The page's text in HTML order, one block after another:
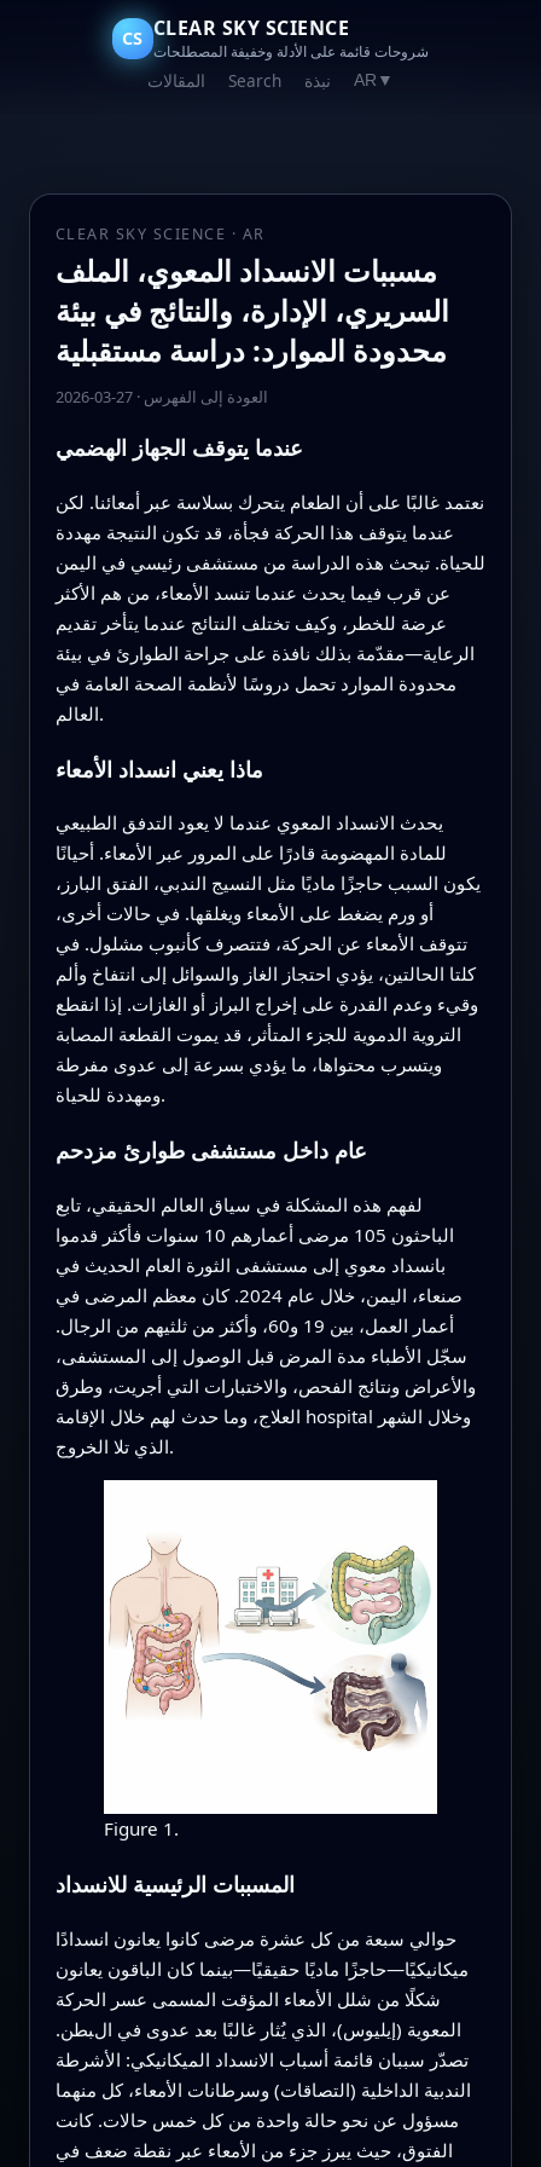
CS CLEAR SKY SCIENCE
شروحات قائمة على الأدلة وخفيفة المصطلحات
المقالات Search نبذة AR ▼
CLEAR SKY SCIENCE · AR
مسببات الانسداد المعوي، الملف
السريري، الإدارة، والنتائج في بيئة
محدودة الموارد: دراسة مستقبلية
2026-03-27· العودة إلى الفهرس
عندما يتوقف الجهاز الهضمي
نعتمد غالبًا على أن الطعام يتحرك بسلاسة عبر أمعائنا. لكن
عندما يتوقف هذا الحركة فجأة، قد تكون النتيجة مهددة
للحياة. تبحث هذه الدراسة من مستشفى رئيسي في اليمن
عن قرب فيما يحدث عندما تنسد الأمعاء، من هم الأكثر
عرضة للخطر، وكيف تختلف النتائج عندما يتأخر تقديم
الرعاية—مقدّمة بذلك نافذة على جراحة الطوارئ في بيئة
محدودة الموارد تحمل دروسًا لأنظمة الصحة العامة في
العالم.
ماذا يعني انسداد الأمعاء
يحدث الانسداد المعوي عندما لا يعود التدفق الطبيعي
للمادة المهضومة قادرًا على المرور عبر الأمعاء. أحيانًا
يكون السبب حاجزًا ماديًا مثل النسيج الندبي، الفتق البارز،
أو ورم يضغط على الأمعاء ويغلقها. في حالات أخرى،
تتوقف الأمعاء عن الحركة، فتتصرف كأنبوب مشلول. في
كلتا الحالتين، يؤدي احتجاز الغاز والسوائل إلى انتفاخ وألم
وقيء وعدم القدرة على إخراج البراز أو الغازات. إذا انقطع
التروية الدموية للجزء المتأثر، قد يموت القطعة المصابة
ويتسرب محتواها، ما يؤدي بسرعة إلى عدوى مفرطة
ومهددة للحياة.
عام داخل مستشفى طوارئ مزدحم
لفهم هذه المشكلة في سياق العالم الحقيقي، تابع
الباحثون 105 مرضى أعمارهم 10 سنوات فأكثر قدموا
بانسداد معوي إلى مستشفى الثورة العام الحديث في
صنعاء، اليمن، خلال عام 2024. كان معظم المرضى في
أعمار العمل، بين 19 و60، وأكثر من ثلثيهم من الرجال.
سجّل الأطباء مدة المرض قبل الوصول إلى المستشفى،
والأعراض ونتائج الفحص، والاختبارات التي أجريت، وطرق
العلاج، وما حدث لهم خلال الإقامة hospital وخلال الشهر
الذي تلا الخروج.
Figure 1.
المسببات الرئيسية للانسداد
حوالي سبعة من كل عشرة مرضى كانوا يعانون انسدادًا
ميكانيكيًا—حاجزًا ماديًا حقيقيًا—بينما كان الباقون يعانون
شكلًا من شلل الأمعاء المؤقت المسمى عسر الحركة
المعوية (إيليوس)، الذي يُثار غالبًا بعد عدوى في البطن.
تصدّر سببان قائمة أسباب الانسداد الميكانيكي: الأشرطة
الندبية الداخلية (التصاقات) وسرطانات الأمعاء، كل منهما
مسؤول عن نحو حالة واحدة من كل خمس حالات. كانت
الفتوق، حيث يبرز جزء من الأمعاء عبر نقطة ضعف في